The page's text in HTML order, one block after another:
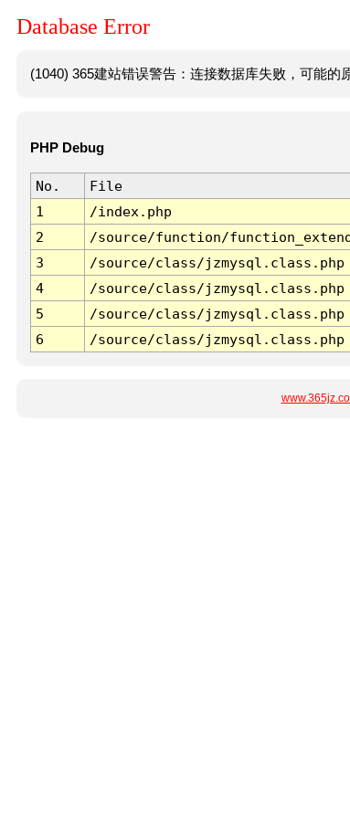
Database Error
(1040) 365建站错误警告：连接数据库失败，可能的
PHP Debug
No. File
1
/index.php
2
/source/function/
3
/source/class/jzmysql.class.php
4
/source/class/jzmysql.class.php
5
/source/class/jzmysql.class.php
6
/source/class/jzmysql.class.php